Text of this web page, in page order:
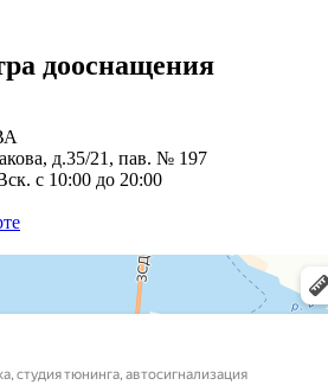
дооснащения
д.35/21, пав. № 197
с 10:00 до 20:00